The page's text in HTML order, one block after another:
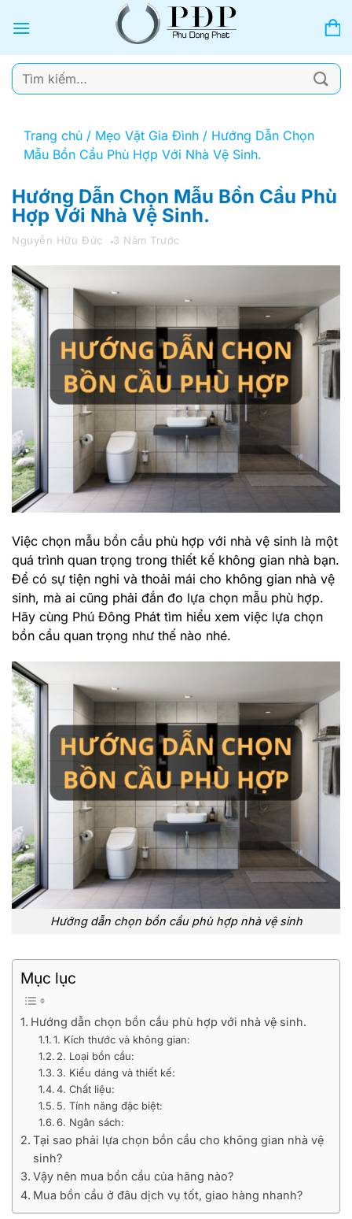
qua
dung
Tìm
kiếm:
Trang chủ / Mẹo Vặt Gia Đình / Hướng Dẫn Chọn
Mẫu Bồn Cầu Phù Hợp Với Nhà Vệ Sinh.
Hướng Dẫn Chọn Mẫu Bồn Cầu Phù
Hợp Với Nhà Vệ Sinh.
Nguyễn Hữu Đức 3 Năm Trước
Việc chọn mẫu bồn cầu phù hợp với nhà vệ sinh là một
quá trình quan trọng trong thiết kế không gian nhà bạn.
Để có sự tiện nghi và thoải mái cho không gian nhà vệ
sinh, mà ai cũng phải đắn đo lựa chọn mẫu phù hợp.
Hãy cùng Phú Đông Phát tìm hiểu xem việc lựa chọn
bồn cầu quan trọng như thế nào nhé.
Hướng dẫn chọn bồn cầu phù hợp nhà vệ sinh
Mục lục
Hướng dẫn chọn bồn cầu phù hợp với nhà vệ sinh.
1. Kích thước và không gian:
2. Loại bồn cầu:
3. Kiểu dáng và thiết kế:
4. Chất liệu:
5. Tính năng đặc biệt:
6. Ngân sách:
Tại sao phải lựa chọn bồn cầu cho không gian nhà vệ
sinh?
Vậy nên mua bồn cầu của hãng nào?
Mua bồn cầu ở đâu dịch vụ tốt, giao hàng nhanh?